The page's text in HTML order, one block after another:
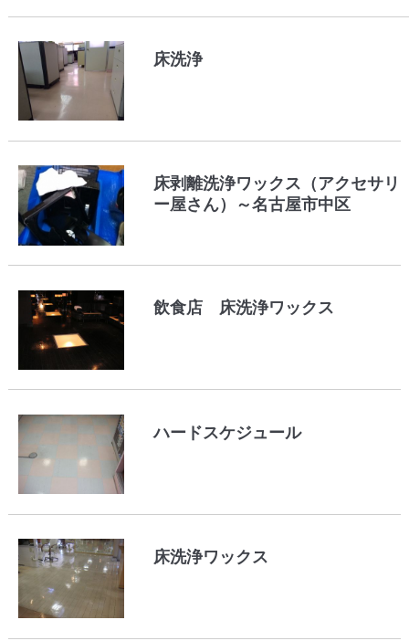
床洗浄
床剥離洗浄ワックス（アクセサリ
ー屋さん）～名古屋市中区
飲食店 床洗浄ワックス
ハードスケジュール
床洗浄ワックス